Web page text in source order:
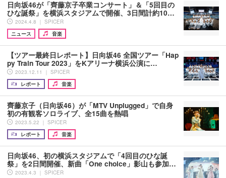
日向坂46が「齊藤京子卒業コンサート」＆「5回目の
ひな誕祭」を横浜スタジアムで開催、3日間計約10…
2024.4.8 ｜ SPICER
ニュース
音楽
【ツアー最終日レポート】日向坂46 全国ツアー「Hap
py Train Tour 2023」をKアリーナ横浜公演に…
2023.12.11 ｜ SPICER
レポート
音楽
齊藤京子（日向坂46）が「MTV Unplugged」で自身
初の有観客ソロライブ、全15曲を熱唱
2023.5.22 ｜ SPICER
レポート
音楽
日向坂46、初の横浜スタジアムで「4回目のひな誕
祭」を2日間開催、新曲「One choice」影山も参加…
2023.4.3 ｜ SPICER